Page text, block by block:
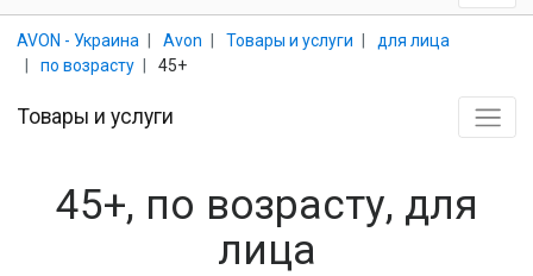
AVON - Украина Avon Товары и услуги
для лица
по возрасту
45+
Товары и услуги
45+, по возрасту, для
лица